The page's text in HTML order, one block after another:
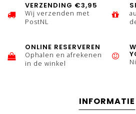
VERZENDING €3,95
Wij verzenden met
PostNL
ONLINE RESERVEREN
Ophalen en afrekenen
in de winkel
INFORMATIE